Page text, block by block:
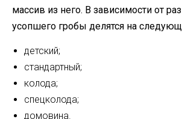
массив из него. В зависимости от
усопшего гробы делятся на
детский;
стандартный;
колода;
спецколода;
домовина.